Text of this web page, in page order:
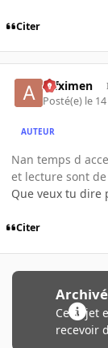
Citer
atfximen
Posté(e) le
AUTEUR
Nan temps d
et lecture sont
Que veux tu dire
Citer
Archivé
Ce sujet
recevoir